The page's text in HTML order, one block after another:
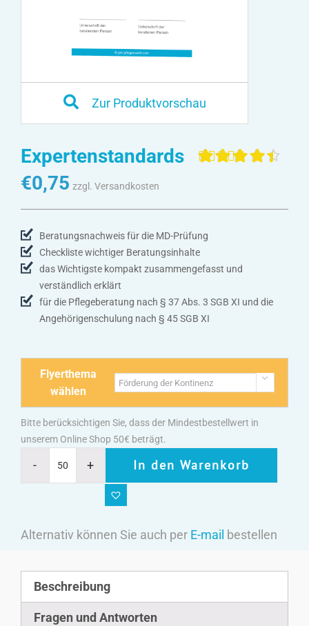
Zur Produktvorschau
Expertenstandards
auf
€0,75 zzgl. Versandkosten
Beratungsnachweis für die MD-Prüfung
Checkliste wichtiger Beratungsinhalte
das Wichtigste kompakt zusammengefasst und
verständlich erklärt
für die Pflegeberatung nach § 37 Abs. 3 SGB XI und die
Angehörigenschulung nach § 45 SGB XI
Flyerthema
wählen

Bitte berücksichtigen Sie, dass der Mindestbestellwert in
unserem Online Shop 50€ beträgt.
In den Warenkorb
Alternativ können Sie auch per E-mail bestellen
Beschreibung
Fragen und Antworten